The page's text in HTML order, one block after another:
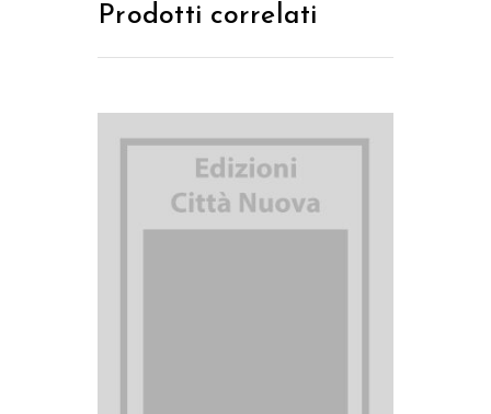
Prodotti correlati